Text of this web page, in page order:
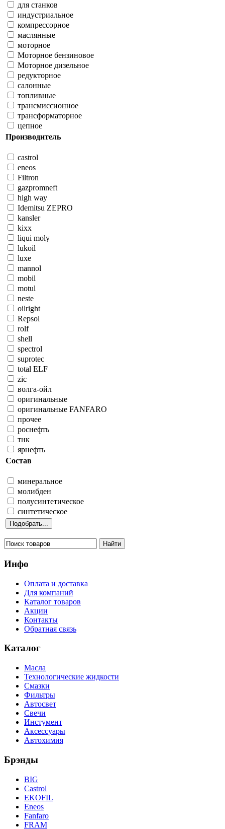
для станков
индустриальное
компрессорное
маслянные
моторное
Моторное бензиновое
Моторное дизельное
редукторное
салонные
топливные
трансмиссионное
трансформаторное
цепное
Производитель
castrol
eneos
Filtron
gazpromneft
high way
Idemitsu ZEPRO
kansler
kixx
liqui moly
lukoil
luxe
mannol
mobil
motul
neste
oilright
Repsol
rolf
shell
spectrol
suprotec
total ELF
zic
волга-ойл
оригинальные
оригинальные FANFARO
прочее
роснефть
тнк
ярнефть
Состав
минеральное
молибден
полусинтетическое
синтетическое
Инфо
Оплата и доставка
Для компаний
Каталог товаров
Акции
Контакты
Обратная связь
Каталог
Масла
Технологические жидкости
Смазки
Фильтры
Автосвет
Свечи
Инстумент
Аксессуары
Автохимия
Брэнды
BIG
Castrol
EKOFIL
Eneos
Fanfaro
FRAM